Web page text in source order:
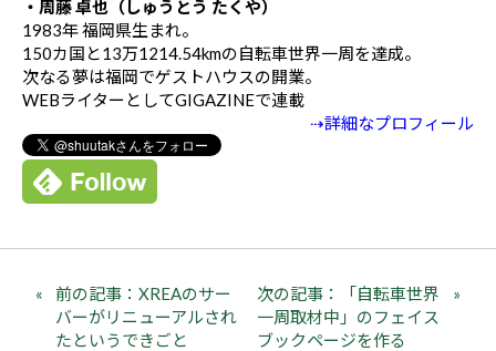
・周藤 卓也（しゅうとう たくや）
1983年 福岡県生まれ。
150カ国と13万1214.54kmの自転車世界一周を達成。
次なる夢は福岡でゲストハウスの開業。
WEBライターとしてGIGAZINEで連載
⇢詳細なプロフィール
前の記事：XREAのサー
バーがリニューアルされ
たというできごと
次の記事：「自転車世界
一周取材中」のフェイス
ブックページを作る